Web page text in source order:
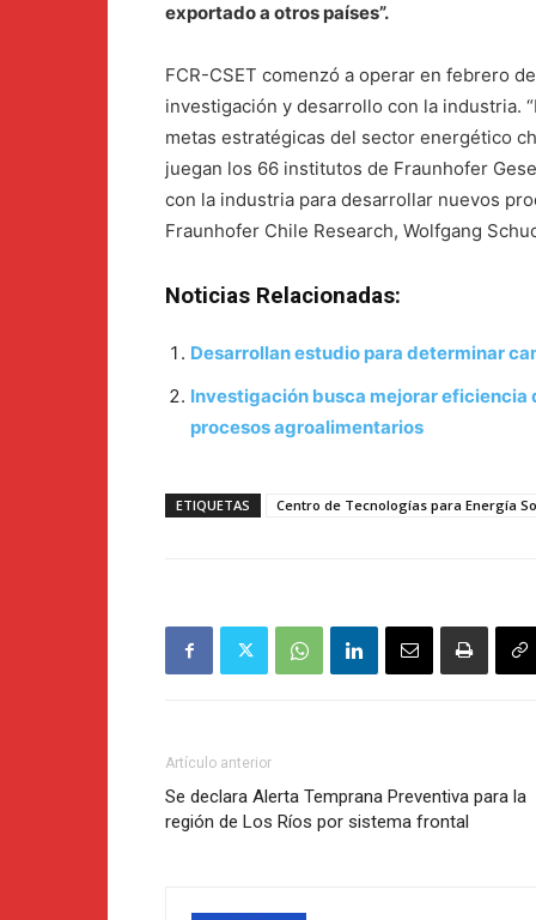
exportado a otros países”.
FCR-CSET comenzó a operar en febrero
investigación y desarrollo con la industria.
metas estratégicas del sector energético
juegan los 66 institutos de Fraunhofer
con la industria para desarrollar nuevos
Fraunhofer Chile Research, Wolfgang
Noticias Relacionadas:
Desarrollan estudio para determinar
Investigación busca mejorar eficiencia
procesos agroalimentarios
ETIQUETAS Centro de Tecnologías para Energía
Artículo anterior
Se declara Alerta Temprana Preventiva para la
región de Los Ríos por sistema frontal